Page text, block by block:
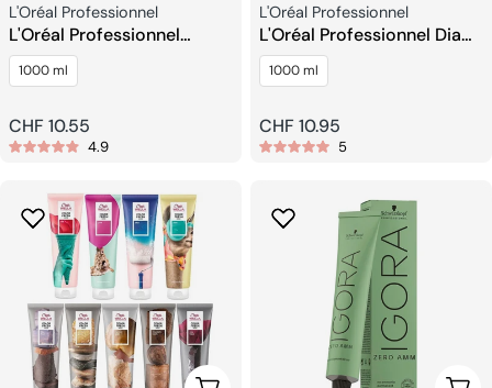
Verkäufer:
L'Oréal Professionnel
L'Oréal Professionnel
Oxydant Creme
1000 ml
Regulärer
Preis
CHF 10.55
4.9
Verkäufer:
L'Oréal Professionnel
L'Oréal Professionnel Dia
Aktivator Entwickler
1000 ml
Regulärer
Preis
CHF 10.95
5